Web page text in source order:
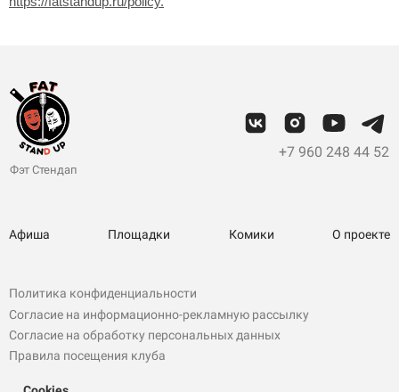
Фэт Стендап
+7 960 248 44 52
Афиша Площадки Комики О проекте
Политика конфиденциальности
Согласие на информационно-рекламную рассылку
Согласие на обработку персональных данных
Правила посещения клуба
ИП Крупская И. В.